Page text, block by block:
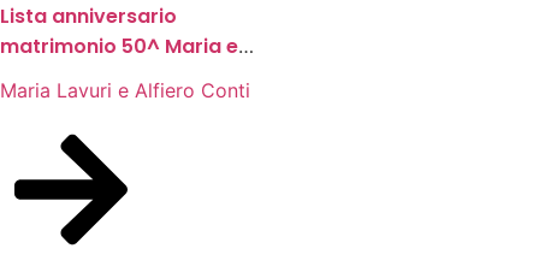
Lista anniversario
matrimonio 50^ Maria e
Alfiero
Maria Lavuri e Alfiero Conti